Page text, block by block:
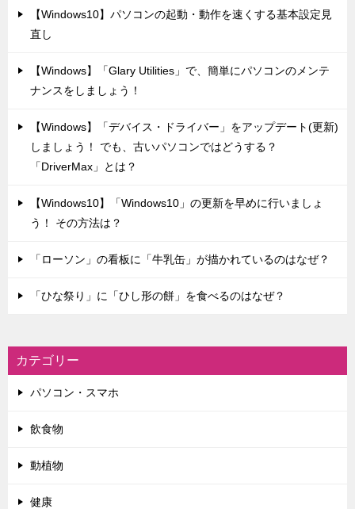
【Windows10】パソコンの起動・動作を速くする基本設定見
直し
【Windows】「Glary Utilities」で、簡単にパソコンのメンテ
ナンスをしましょう！
【Windows】「デバイス・ドライバー」をアップデート(更新)
しましょう！ でも、古いパソコンではどうする？
「DriverMax」とは？
【Windows10】「Windows10」の更新を早めに行いましょ
う！ その方法は？
「ローソン」の看板に「牛乳缶」が描かれているのはなぜ？
「ひな祭り」に「ひし形の餅」を食べるのはなぜ？
カテゴリー
パソコン・スマホ
飲食物
動植物
健康